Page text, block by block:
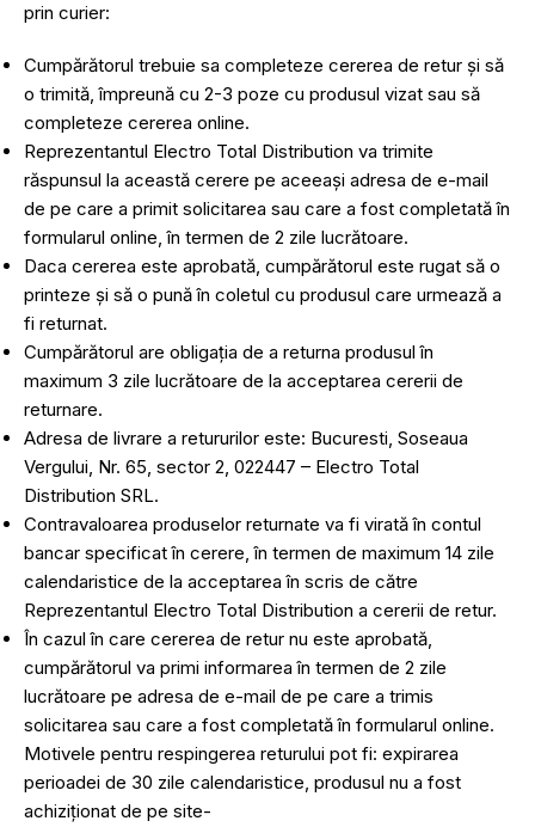
prin curier:
Cumpărătorul trebuie sa completeze cererea de retur și să
o trimită, împreună cu 2-3 poze cu produsul vizat sau să
completeze cererea online.
Reprezentantul Electro Total Distribution va trimite
răspunsul la această cerere pe aceeași adresa de e-mail
de pe care a primit solicitarea sau care a fost completată în
formularul online, în termen de 2 zile lucrătoare.
Daca cererea este aprobată, cumpărătorul este rugat să o
printeze și să o pună în coletul cu produsul care urmează a
fi returnat.
Cumpărătorul are obligația de a returna produsul în
maximum 3 zile lucrătoare de la acceptarea cererii de
returnare.
Adresa de livrare a retururilor este: Bucuresti, Soseaua
Vergului, Nr. 65, sector 2, 022447 – Electro Total
Distribution SRL.
Contravaloarea produselor returnate va fi virată în contul
bancar specificat în cerere, în termen de maximum 14 zile
calendaristice de la acceptarea în scris de către
Reprezentantul Electro Total Distribution a cererii de retur.
În cazul în care cererea de retur nu este aprobată,
cumpărătorul va primi informarea în termen de 2 zile
lucrătoare pe adresa de e-mail de pe care a trimis
solicitarea sau care a fost completată în formularul online.
Motivele pentru respingerea returului pot fi: expirarea
perioadei de 30 zile calendaristice, produsul nu a fost
achiziționat de pe site-